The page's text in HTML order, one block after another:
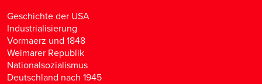
Geschichte der USA
Industrialisierung
Vormaerz und 1848
Weimarer Republik
Nationalsozialismus
Deutschland nach 1945